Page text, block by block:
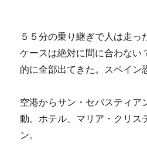
５５分の乗り継ぎで人は走っ
ケースは絶対に間に合わない
的に全部出てきた。スペイン
空港からサン・セバスティア
動。ホテル、マリア・クリス
ン。